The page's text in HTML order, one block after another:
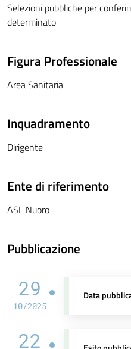
Selezioni pubbliche per
determinato
Figura Professionale
Area Sanitaria
Inquadramento
Dirigente
Ente di riferimento
ASL Nuoro
Pubblicazione
29
10/2025
Data
22